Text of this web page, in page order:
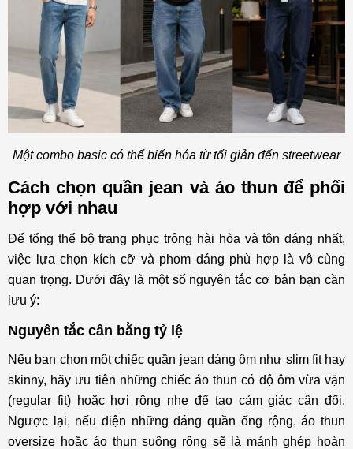
Một combo basic có thể biến hóa từ tối giản đến streetwear
Cách chọn quần jean và áo thun để phối
hợp với nhau
Để tổng thể bộ trang phục trông hài hòa và tôn dáng nhất,
việc lựa chọn kích cỡ và phom dáng phù hợp là vô cùng
quan trọng. Dưới đây là một số nguyên tắc cơ bản bạn cần
lưu ý:
Nguyên tắc cân bằng tỷ lệ
Nếu bạn chọn một chiếc quần jean dáng ôm như slim fit hay
skinny, hãy ưu tiên những chiếc áo thun có độ ôm vừa vặn
(regular fit) hoặc hơi rộng nhẹ để tạo cảm giác cân đối.
Ngược lại, nếu diện những dáng quần ống rộng, áo thun
oversize hoặc áo thun suông rộng sẽ là mảnh ghép hoàn